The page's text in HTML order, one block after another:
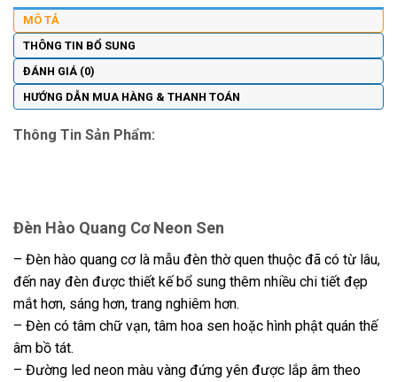
MÔ TẢ
THÔNG TIN BỔ SUNG
ĐÁNH GIÁ (0)
HƯỚNG DẪN MUA HÀNG & THANH TOÁN
Thông Tin Sản Phẩm:
Đèn Hào Quang Cơ Neon Sen
– Đèn hào quang cơ là mẫu đèn thờ quen thuộc đã có từ lâu,
đến nay đèn được thiết kế bổ sung thêm nhiều chi tiết đẹp
mắt hơn, sáng hơn, trang nghiêm hơn.
– Đèn có tâm chữ vạn, tâm hoa sen hoặc hình phật quán thế
âm bồ tát.
– Đường led neon màu vàng đứng yên được lắp âm theo